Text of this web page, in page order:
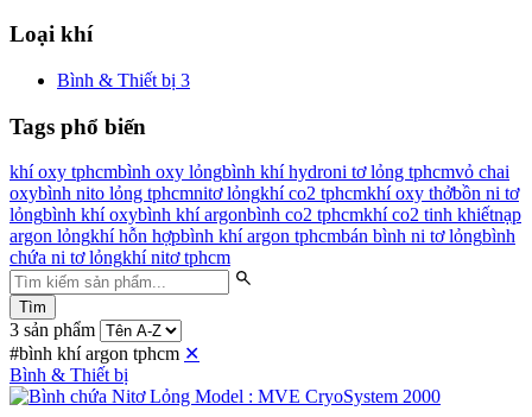
Loại khí
Bình & Thiết bị 3
Tags phổ biến
khí oxy tphcmbình oxy lỏngbình khí hydroni tơ lỏng tphcmvỏ chai
oxybình nito lỏng tphcmnitơ lỏngkhí co2 tphcmkhí oxy thởbồn ni tơ
lỏngbình khí oxybình khí argonbình co2 tphcmkhí co2 tinh khiếtnạp
argon lỏngkhí hỗn hợpbình khí argon tphcmbán bình ni tơ lỏngbình
chứa ni tơ lỏngkhí nitơ tphcm
Tìm
3 sản phẩm
#bình khí argon tphcm ✕
Bình & Thiết bị